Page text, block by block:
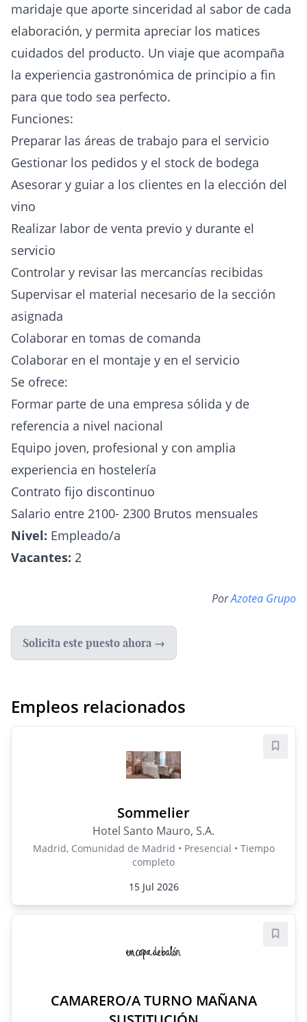
maridaje que aporte sinceridad al sabor de cada
elaboración, y permita apreciar los matices
cuidados del producto. Un viaje que acompaña
la experiencia gastronómica de principio a fin
para que todo sea perfecto.
Funciones:
Preparar las áreas de trabajo para el servicio
Gestionar los pedidos y el stock de bodega
Asesorar y guiar a los clientes en la elección del
vino
Realizar labor de venta previo y durante el
servicio
Controlar y revisar las mercancías recibidas
Supervisar el material necesario de la sección
asignada
Colaborar en tomas de comanda
Colaborar en el montaje y en el servicio
Se ofrece:
Formar parte de una empresa sólida y de
referencia a nivel nacional
Equipo joven, profesional y con amplia
experiencia en hostelería
Contrato fijo discontinuo
Salario entre 2100- 2300 Brutos mensuales
Nivel: Empleado/a
Vacantes: 2
PorAzotea Grupo
Solicita este puesto ahora →
Empleos relacionados
Sommelier
Hotel Santo Mauro, S.A.
Madrid, Comunidad de Madrid • Presencial • Tiempo
completo
15 Jul 2026
CAMARERO/A TURNO MAÑANA